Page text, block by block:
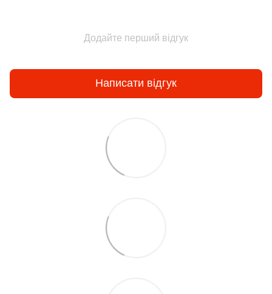
Додайте перший відгук
Написати відгук